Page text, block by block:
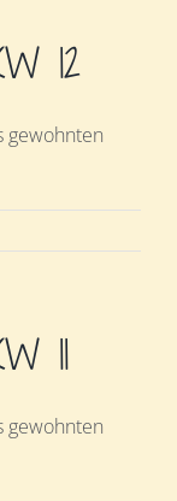
12
gewohnten
11
gewohnten